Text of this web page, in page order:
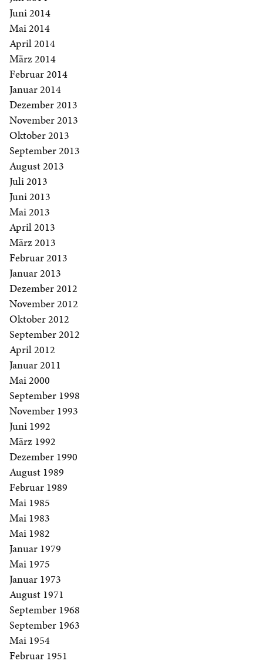
Juni 2014
Mai 2014
April 2014
März 2014
Februar 2014
Januar 2014
Dezember 2013
November 2013
Oktober 2013
September 2013
August 2013
Juli 2013
Juni 2013
Mai 2013
April 2013
März 2013
Februar 2013
Januar 2013
Dezember 2012
November 2012
Oktober 2012
September 2012
April 2012
Januar 2011
Mai 2000
September 1998
November 1993
Juni 1992
März 1992
Dezember 1990
August 1989
Februar 1989
Mai 1985
Mai 1983
Mai 1982
Januar 1979
Mai 1975
Januar 1973
August 1971
September 1968
September 1963
Mai 1954
Februar 1951